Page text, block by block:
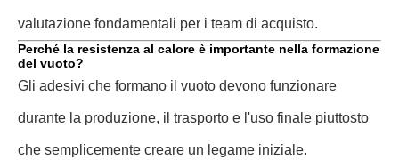
valutazione fondamentali per i team di acquisto.
Perché la resistenza al calore è importante nella formazione
del vuoto?
Gli adesivi che formano il vuoto devono funzionare
durante la produzione, il trasporto e l'uso finale piuttosto
che semplicemente creare un legame iniziale.